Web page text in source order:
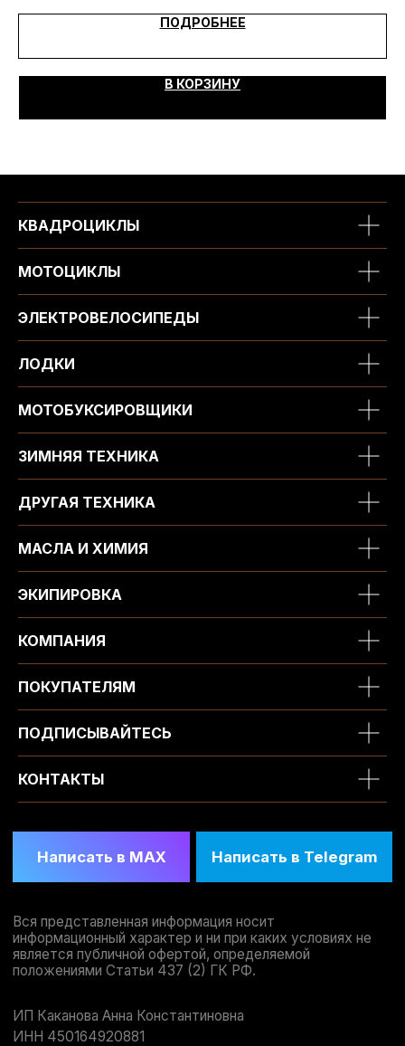
ПОДРОБНЕЕ
В КОРЗИНУ
КВАДРОЦИКЛЫ
МОТОЦИКЛЫ
ЭЛЕКТРОВЕЛОСИПЕДЫ
ЛОДКИ
МОТОБУКСИРОВЩИКИ
ЗИМНЯЯ ТЕХНИКА
ДРУГАЯ ТЕХНИКА
МАСЛА И ХИМИЯ
ЭКИПИРОВКА
КОМПАНИЯ
ПОКУПАТЕЛЯМ
ПОДПИСЫВАЙТЕСЬ
КОНТАКТЫ